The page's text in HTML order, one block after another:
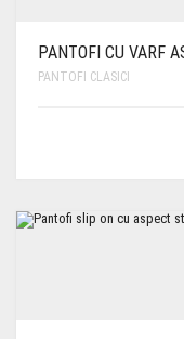
PANTOFI CU VARF
PANTOFI CLASICI